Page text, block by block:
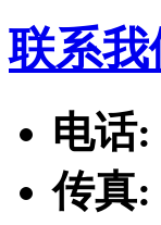
联系我
电话:
传真: